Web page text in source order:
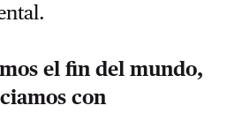
el fin del mundo,
con